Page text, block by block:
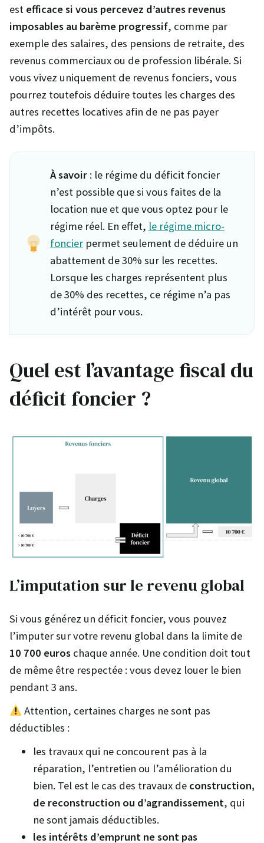
est efficace si vous percevez d’autres revenus
imposables au barème progressif, comme par
exemple des salaires, des pensions de retraite, des
revenus commerciaux ou de profession libérale. Si
vous vivez uniquement de revenus fonciers, vous
pourrez toutefois déduire toutes les charges des
autres recettes locatives afin de ne pas payer
d’impôts.
À savoir : le régime du déficit foncier
n’est possible que si vous faites de la
location nue et que vous optez pour le
régime réel. En effet, le régime micro-
foncier permet seulement de déduire un
abattement de 30% sur les recettes.
Lorsque les charges représentent plus
de 30% des recettes, ce régime n’a pas
d’intérêt pour vous.
Quel est l’avantage fiscal du
déficit foncier ?
L’imputation sur le revenu global
Si vous générez un déficit foncier, vous pouvez
l’imputer sur votre revenu global dans la limite de
10 700 euros chaque année. Une condition doit tout
de même être respectée : vous devez louer le bien
pendant 3 ans.
Attention, certaines charges ne sont pas
déductibles :
les travaux qui ne concourent pas à la
réparation, l’entretien ou l’amélioration du
bien. Tel est le cas des travaux de construction,
de reconstruction ou d’agrandissement, qui
ne sont jamais déductibles.
les intérêts d’emprunt ne sont pas